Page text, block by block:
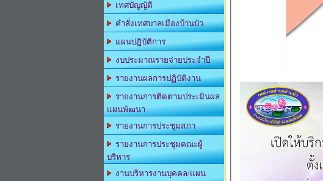
เทศบัญญัติ
คำสั่งเทศบาลเมืองบ้านบัว
แผนปฏิบัติการ
งบประมาณรายจ่ายประจำปี
รายงานผลการปฏิบัติงาน
รายงานการติดตามประเมินผล
แผนพัฒนา
รายงานการประชุมสภา
รายงานการประชุมคณะผู้
บริหาร
งานบริหารงานบุคคล/แผน